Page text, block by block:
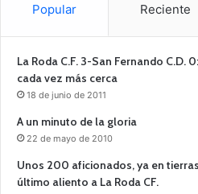
Popular Reciente
La Roda C.F. 3-San Fernando C.D.
cada vez más cerca
18 de junio de 2011
A un minuto de la gloria
22 de mayo de 2010
Unos 200 aficionados, ya en
último aliento a La Roda CF.